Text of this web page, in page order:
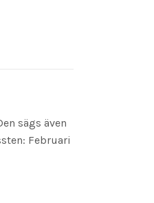
sägs även
Februari